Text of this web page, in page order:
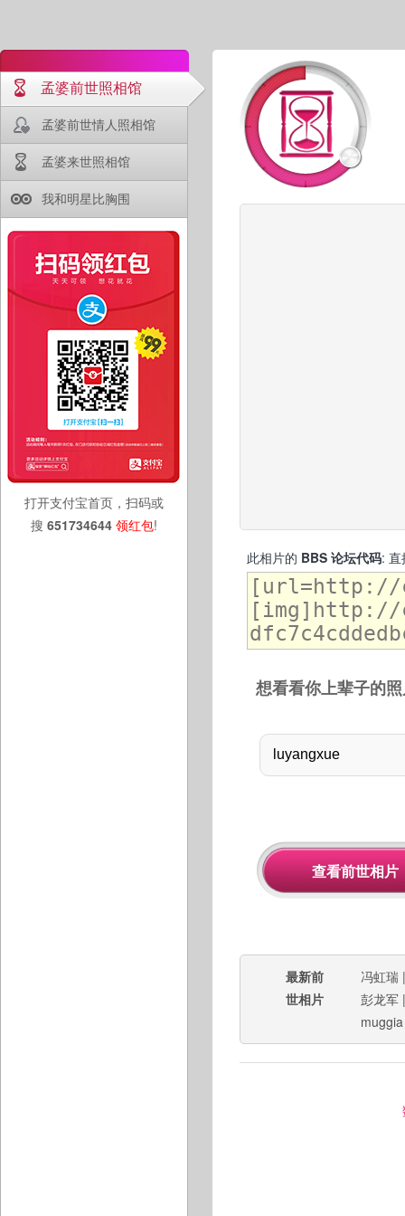
孟婆前世照相馆
孟婆前世情人照相馆
孟婆来世照相馆
我和明星比胸围
打开支付宝首页，扫码或
搜 651734644 领红包!
此相片的 BBS 论坛代码: 直
想看看你上辈子的
最新前
世相片
冯虹瑞
彭龙军
muggia